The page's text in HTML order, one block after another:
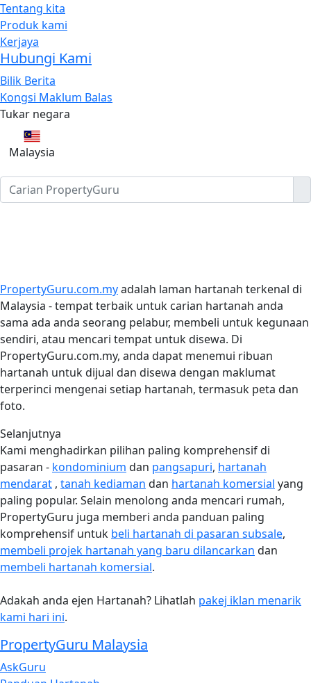
Tentang kita
Produk kami
Kerjaya
Hubungi Kami
Bilik Berita
Kongsi Maklum Balas
Tukar negara
Malaysia
PropertyGuru.com.myadalah laman hartanah terkenal di
Malaysia - tempat terbaik untuk carian hartanah anda
sama ada anda seorang pelabur, membeli untuk kegunaan
sendiri, atau mencari tempat untuk disewa. Di
PropertyGuru.com.my, anda dapat menemui ribuan
hartanah untuk dijual dan disewa dengan maklumat
terperinci mengenai setiap hartanah, termasuk peta dan
foto.
Selanjutnya
Kami menghadirkan pilihan paling komprehensif di
pasaran - kondominium dan pangsapuri, hartanah
mendarat , tanah kediaman dan hartanah komersial yang
paling popular. Selain menolong anda mencari rumah,
PropertyGuru juga memberi anda panduan paling
komprehensif untuk beli hartanah di pasaran subsale,
membeli projek hartanah yang baru dilancarkan dan
membeli hartanah komersial.
Adakah anda ejen Hartanah? Lihatlah pakej iklan menarik
kami hari ini.
PropertyGuru Malaysia
AskGuru